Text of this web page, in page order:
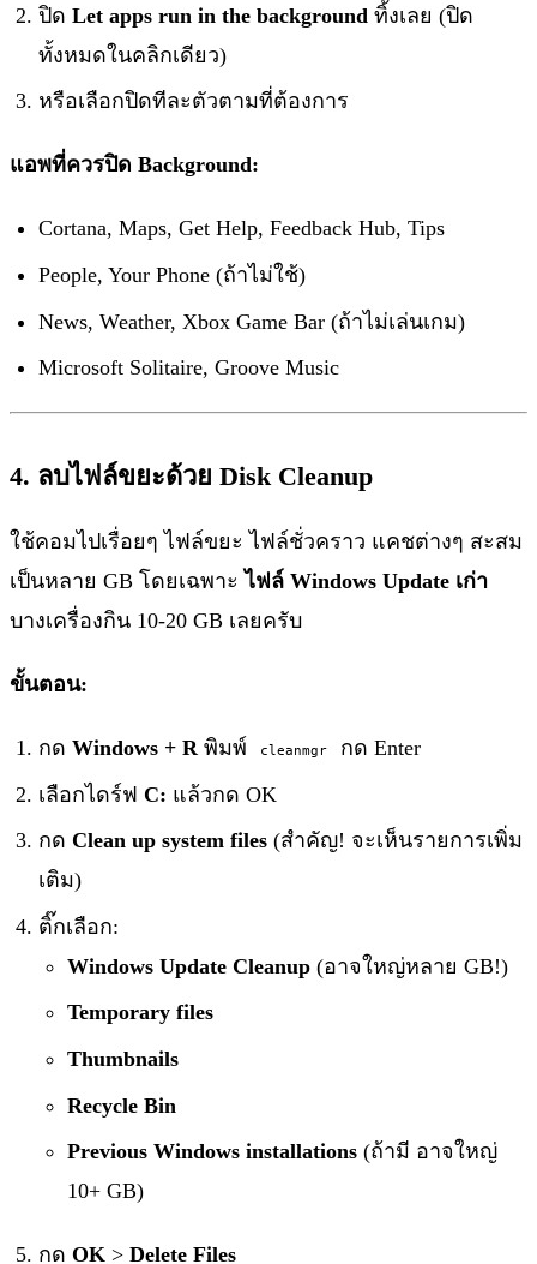
ปิด Let apps run in the background ทิ้งเลย (ปิด
ทั้งหมดในคลิกเดียว)
หรือเลือกปิดทีละตัวตามที่ต้องการ
แอพที่ควรปิด Background:
Cortana, Maps, Get Help, Feedback Hub, Tips
People, Your Phone (ถ้าไม่ใช้)
News, Weather, Xbox Game Bar (ถ้าไม่เล่นเกม)
Microsoft Solitaire, Groove Music
4. ลบไฟล์ขยะด้วย Disk Cleanup
ใช้คอมไปเรื่อยๆ ไฟล์ขยะ ไฟล์ชั่วคราว แคชต่างๆ สะสม
เป็นหลาย GB โดยเฉพาะ ไฟล์ Windows Update เก่า
บางเครื่องกิน 10-20 GB เลยครับ
ขั้นตอน:
กด Windows + Rพิมพ์ cleanmgr
กด Enter
เลือกไดร์ฟ C: แล้วกด OK
กด Clean up system files (สำคัญ! จะเห็นรายการเพิ่ม
เติม)
ติ๊กเลือก:
Windows Update Cleanup (อาจใหญ่หลาย GB!)
Temporary files
Thumbnails
Recycle Bin
Previous Windows installations (ถ้ามี อาจใหญ่
10+ GB)
กด OK > Delete Files